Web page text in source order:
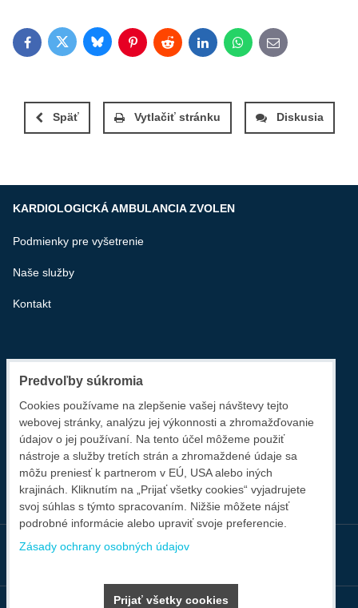
FacebookTwitterBlueskyPinterestRedditLinkedInWhatsApp
E-mail
Späť Vytlačiť stránku Diskusia
KARDIOLOGICKÁ AMBULANCIA ZVOLEN
Podmienky pre vyšetrenie
Naše služby
Kontakt
ZAVOLÁME VÁM SPÄŤ
VÁŠ TELEFÓN
+421
Odoslať
Predvoľby súkromia
Cookies používame na zlepšenie vašej návštevy tejto
webovej stránky, analýzu jej výkonnosti a zhromažďovanie
údajov o jej používaní. Na tento účel môžeme použiť
nástroje a služby tretích strán a zhromaždené údaje sa
môžu preniesť k partnerom v EÚ, USA alebo iných
krajinách. Kliknutím na „Prijať všetky cookies“ vyjadrujete
svoj súhlas s týmto spracovaním. Nižšie môžete nájsť
podrobné informácie alebo upraviť svoje preferencie.
Zásady ochrany osobných údajov
Prijať všetky cookies